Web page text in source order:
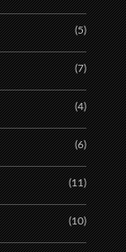
(5)
(7)
(4)
(6)
(11)
(10)